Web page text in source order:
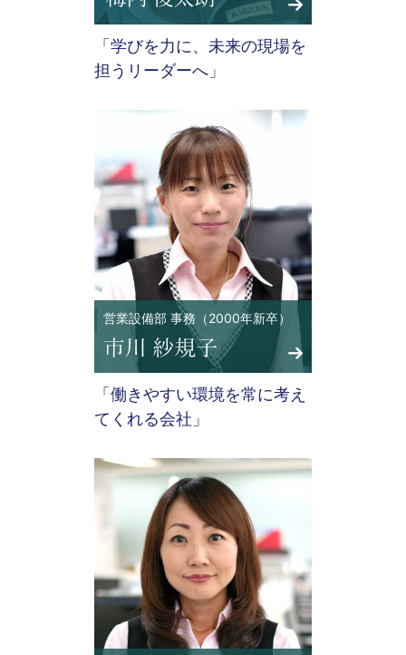
「学びを力に、未来の現場を
担うリーダーへ」
営業設備部 事務（2000年新卒）
「働きやすい環境を常に考え
てくれる会社」